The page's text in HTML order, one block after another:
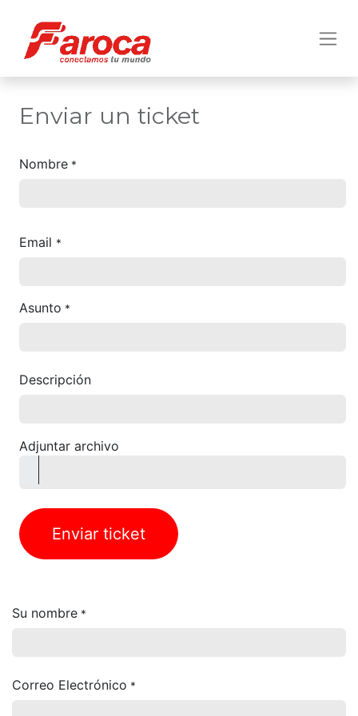
Enviar un ticket
Nombre *
Email *
Asunto *
Descripción
Adjuntar archivo
Enviar ticket
Su nombre *
Correo Electrónico *